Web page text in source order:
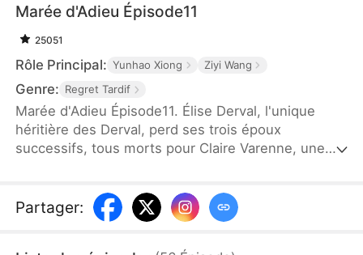
Marée d'Adieu Épisode11
25051
Rôle Principal: Yunhao Xiong Ziyi Wang
Genre: Regret Tardif
Marée d'Adieu Épisode11. Élise Derval, l'unique
héritière des Derval, perd ses trois époux
successifs, tous morts pour Claire Varenne, une
prétendants et épouse Bastien Charvet, fils
illégitime des Charvet. Libérée de son passé
Partager: